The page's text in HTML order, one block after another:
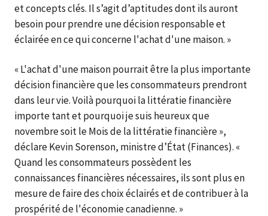
et concepts clés. Il s’agit d’aptitudes dont ils auront
besoin pour prendre une décision responsable et
éclairée en ce qui concerne l'achat d'une maison. »
« L'achat d'une maison pourrait être la plus importante
décision financière que les consommateurs prendront
dans leur vie. Voilà pourquoi la littératie financière
importe tant et pourquoi je suis heureux que
novembre soit le Mois de la littératie financière »,
déclare Kevin Sorenson, ministre d’État (Finances). «
Quand les consommateurs possèdent les
connaissances financières nécessaires, ils sont plus en
mesure de faire des choix éclairés et de contribuer à la
prospérité de l'économie canadienne. »